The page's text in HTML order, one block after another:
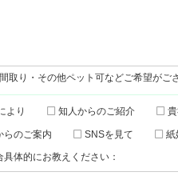
取り・その他ペット可などご希望がご
より 知人からのご紹介
らのご案内 SNSを見て 紙
具体的にお教えください：